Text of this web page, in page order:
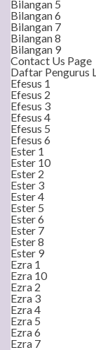
Bilangan 5
Bilangan 6
Bilangan 7
Bilangan 8
Bilangan 9
Contact Us Page
Daftar Pengurus
Efesus 1
Efesus 2
Efesus 3
Efesus 4
Efesus 5
Efesus 6
Ester 1
Ester 10
Ester 2
Ester 3
Ester 4
Ester 5
Ester 6
Ester 7
Ester 8
Ester 9
Ezra 1
Ezra 10
Ezra 2
Ezra 3
Ezra 4
Ezra 5
Ezra 6
Ezra 7